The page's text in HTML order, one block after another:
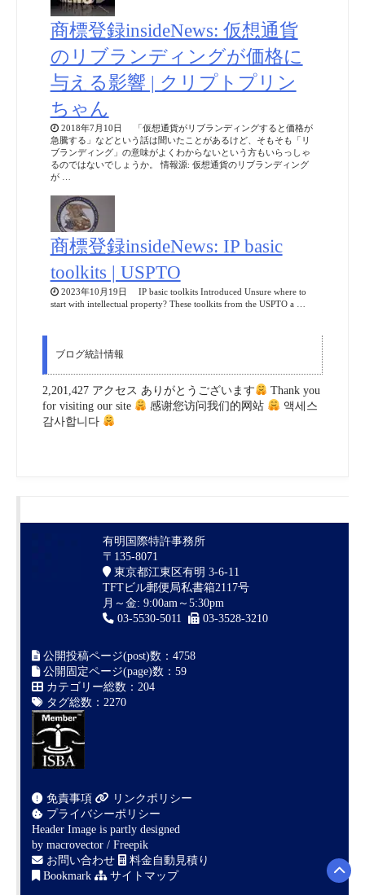
商標登録insideNews: 仮想通貨
のリブランディングが価格に
与える影響 | クリプトプリン
ちゃん
2018年7月10日 「仮想通貨がリブランディングすると価格が
急騰する」などという話は聞いたことがあるけど、そもそも「リ
ブランディング」の意味がよくわからないという方もいらっしゃ
るのではないでしょうか。 情報源: 仮想通貨のリブランディング
が …
商標登録insideNews: IP basic
toolkits | USPTO
2023年10月19日 IP basic toolkits Introduced Unsure where to
start with intellectual property? These toolkits from the USPTO a …
ブログ統計情報
2,201,427 アクセス ありがとうございます
Thank you
for visiting our site
感谢您访问我们的网站
액세스
감사합니다
有明国際特許事務所
〒135-8071
東京都江東区有明 3-6-11
TFTビル郵便局私書箱2117号
月～金: 9:00am～5:30pm
03-5530-5011
03-3528-3210
公開投稿ページ(post)数：4758
公開固定ページ(page)数：59
カテゴリー総数：204
タグ総数：2270
免責事項
リンクポリシー
プライバシーポリシー
Header Image is partly designed
by macrovector / Freepik
お問い合わせ
料金自動見積り
Bookmark
サイトマップ